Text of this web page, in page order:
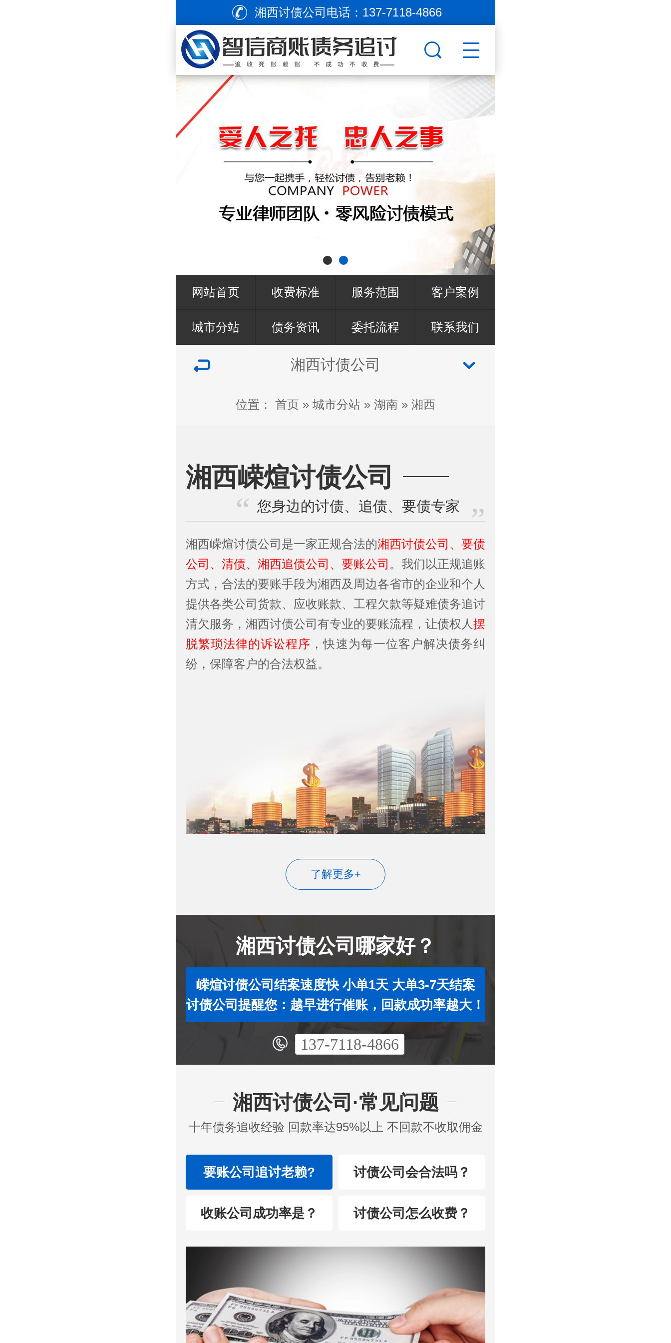
湘西讨债公司电话： 137-7118-4866
网站首页 收费标准 服务范围 客户案例
城市分站 债务资讯 委托流程 联系我们
湘西讨债公司
位置： 首页 » 城市分站 » 湖南 » 湘西
湘西嵘煊讨债公司
您身边的讨债、追债、要债专家
湘西嵘煊讨债公司是一家正规合法的湘西讨债公司、要债
公司、清债、湘西追债公司、要账公司 。我们以正规追账
方式，合法的要账手段为湘西及周边各省市的企业和个人
提供各类公司货款、应收账款、工程欠款等疑难债务追讨
清欠服务，湘西讨债公司有专业的要账流程，让债权人摆
脱繁琐法律的诉讼程序 ，快速为每一位客户解决债务纠
纷，保障客户的合法权益。
了解更多+
湘西讨债公司哪家好？
嵘煊讨债公司结案速度快 小单1天 大单3-7天结案
讨债公司提醒您：越早进行催账，回款成功率越大！
137-7118-4866
湘西讨债公司·常见问题
十年债务追收经验 回款率达95%以上 不回款不收取佣金
要账公司追讨老赖? 讨债公司会合法吗？
收账公司成功率是？ 讨债公司怎么收费？